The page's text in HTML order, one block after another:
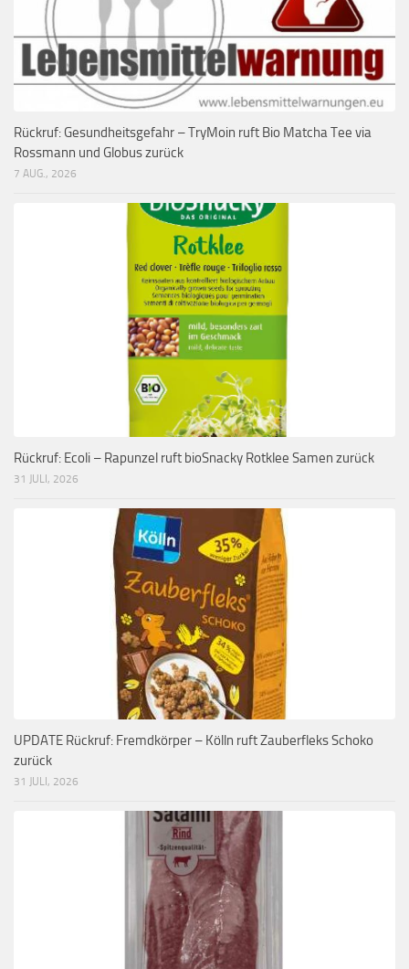
Rückruf: Gesundheitsgefahr – TryMoin ruft Bio Matcha Tee via
Rossmann und Globus zurück
7 AUG., 2026
Rückruf: Ecoli – Rapunzel ruft bioSnacky Rotklee Samen zurück
31 JULI, 2026
UPDATE Rückruf: Fremdkörper – Kölln ruft Zauberfleks Schoko
zurück
31 JULI, 2026